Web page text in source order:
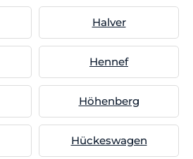
Halver
Hennef
Höhenberg
Hückeswagen